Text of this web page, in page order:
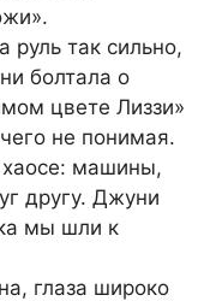
так сильно,
болтала о
цвете Лиззи»
не понимая.
машины,
другу. Джуни
мы шли к
глаза широко